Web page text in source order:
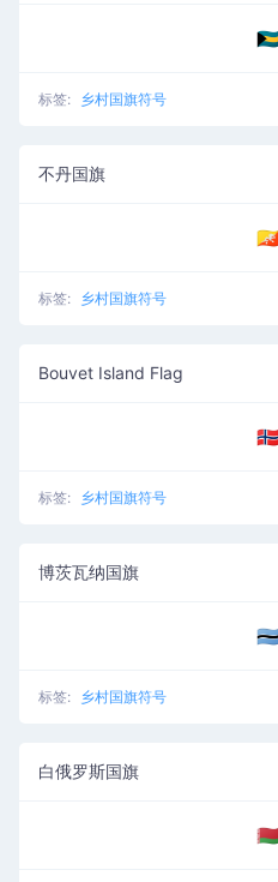
标签: 乡村国旗符号
不丹国旗
标签: 乡村国旗符号
Bouvet Island Flag
标签: 乡村国旗符号
博茨瓦纳国旗
标签: 乡村国旗符号
白俄罗斯国旗